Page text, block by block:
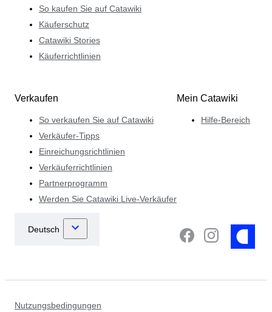
So kaufen Sie auf Catawiki
Käuferschutz
Catawiki Stories
Käuferrichtlinien
Verkaufen
So verkaufen Sie auf Catawiki
Verkäufer-Tipps
Einreichungsrichtlinien
Verkäuferrichtlinien
Partnerprogramm
Werden Sie Catawiki Live-Verkäufer
Mein Catawiki
Hilfe-Bereich
Nutzungsbedingungen